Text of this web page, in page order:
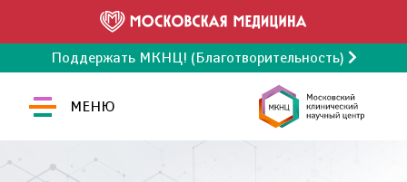
Поддержать МКНЦ! (Благотворительность)
МЕНЮ